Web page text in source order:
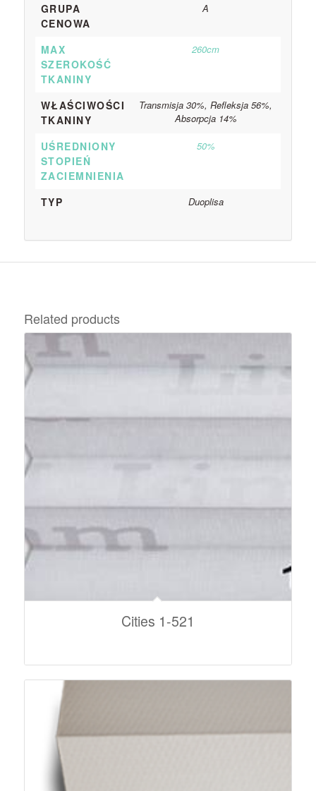
GRUPA
CENOWA
A
MAX
SZEROKOŚĆ
TKANINY
260cm
WŁAŚCIWOŚCI
TKANINY
Transmisja 30%, Refleksja 56%,
Absorpcja 14%
UŚREDNIONY
STOPIEŃ
ZACIEMNIENIA
50%
TYP Duoplisa
Related products
Cities 1-521